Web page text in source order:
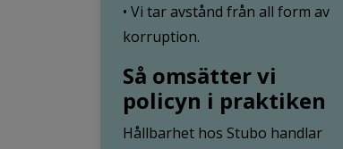
• Vi tar avstånd från all form av
korruption.
Så omsätter vi
policyn i praktiken
Hållbarhet hos Stubo handlar